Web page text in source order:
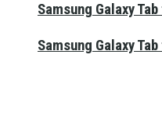
Samsung Galaxy
Samsung Galaxy